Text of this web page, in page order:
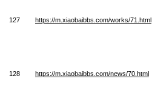
127 https://m.xiaobaibbs.com/works/71.html
128 https://m.xiaobaibbs.com/news/70.html